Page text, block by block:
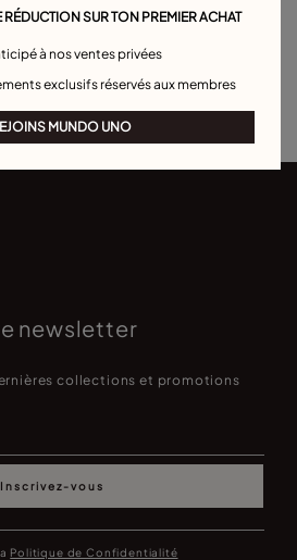
maille forçat Bracelets boule
Bracelet Pierre de Naissance
Best sellers bracelets
newsletter
collections et promotions
Inscrivez-vous
Politique de Confidentialité
RÉDUCTION SUR TON PREMIER ACHAT
à nos ventes privées
exclusifs réservés aux membres
MUNDO UNO